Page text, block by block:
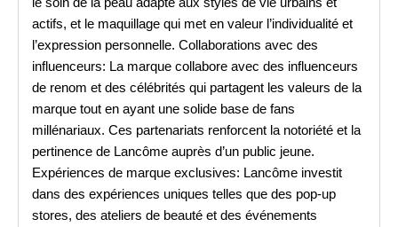
le soin de la peau adapté aux styles de vie urbains et
actifs, et le maquillage qui met en valeur l’individualité et
l’expression personnelle. Collaborations avec des
influenceurs: La marque collabore avec des influenceurs
de renom et des célébrités qui partagent les valeurs de la
marque tout en ayant une solide base de fans
millénariaux. Ces partenariats renforcent la notoriété et la
pertinence de Lancôme auprès d’un public jeune.
Expériences de marque exclusives: Lancôme investit
dans des expériences uniques telles que des pop-up
stores, des ateliers de beauté et des événements